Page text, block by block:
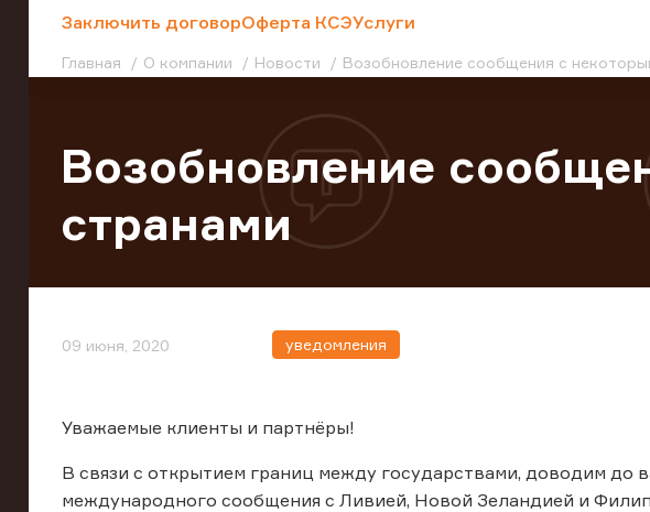
Заключить договорОферта КСЭУслуги
Главная О компании Новости Возобновление сообщения с
Возобновление
странами
09 июня, 2020 уведомления
Уважаемые клиенты и партнёры!
В связи с открытием границ между государствами, доводим
международного сообщения с Ливией, Новой Зеландией и